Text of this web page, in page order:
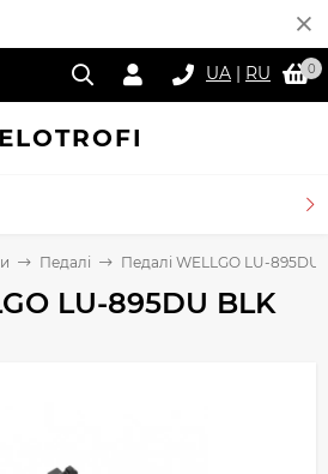
UA | RU 0
TROFI
Педалі Педалі WELLGO LU-895DU
LU-895DU BLK